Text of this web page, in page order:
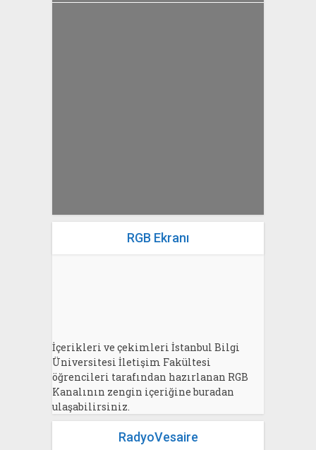
RGB Ekranı
İçerikleri ve çekimleri İstanbul Bilgi
Üniversitesi İletişim Fakültesi
öğrencileri tarafından hazırlanan RGB
Kanalının zengin içeriğine buradan
ulaşabilirsiniz.
RadyoVesaire